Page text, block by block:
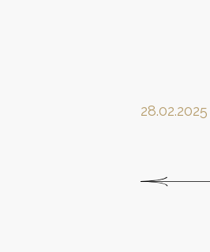
28.02.2025